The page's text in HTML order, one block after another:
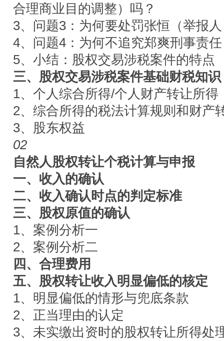
合理商业目的调整）吗？
3、问题3：为何要处罚张恒（举报
4、问题4：为何不追究郑爽刑事责
5、小结：股权交易涉税案件的特点
三、股权交易涉税案件基础财税知识
1、个人综合所得/个人财产转让所得
2、综合所得的税法计算规则和财产
3、股东权益
02
自然人股权转让个税计算与申报
一、收入的确认
二、收入确认时点的判定标准
三、股权原值的确认
1、案例分析一
2、案例分析二
四、合理费用
五、股权转让收入明显偏低的核定
1、明显偏低的情形与兜底条款
2、正当理由的认定
3、未实缴出资时的股权转让所得处